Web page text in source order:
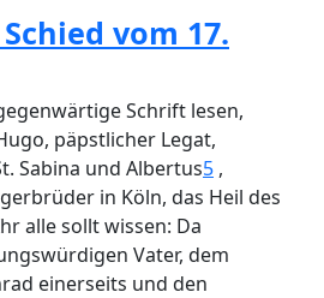
vom 17.
Schrift lesen,
päpstlicher Legat,
Sabina und Albertus5 ,
in Köln, das Heil des
alle sollt wissen: Da
Vater, dem
einerseits und den